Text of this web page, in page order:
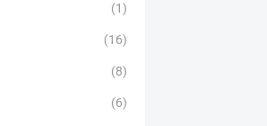
(1)
(16)
(8)
(6)